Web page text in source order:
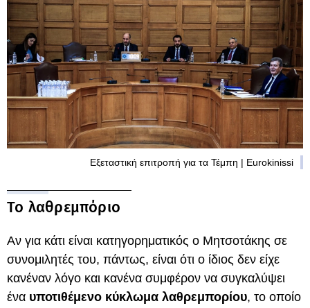
Εξεταστική επιτροπή για τα Τέμπη | Eurokinissi
Το λαθρεμπόριο
Αν για κάτι είναι κατηγορηματικός ο Μητσοτάκης σε
συνομιλητές του, πάντως, είναι ότι ο ίδιος δεν είχε
κανέναν λόγο και κανένα συμφέρον να συγκαλύψει
ένα υποτιθέμενο κύκλωμα λαθρεμπορίου, το οποίο